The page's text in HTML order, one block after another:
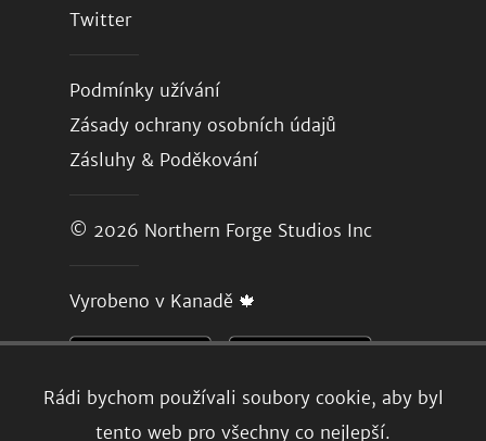
Rádi bychom používali soubory cookie, aby byl
tento web pro všechny co nejlepší.
Twitter
Podmínky užívání
Zásady ochrany osobních údajů
Zásluhy & Poděkování
© 2026 Northern Forge Studios Inc
Vyrobeno v Kanadě 🍁